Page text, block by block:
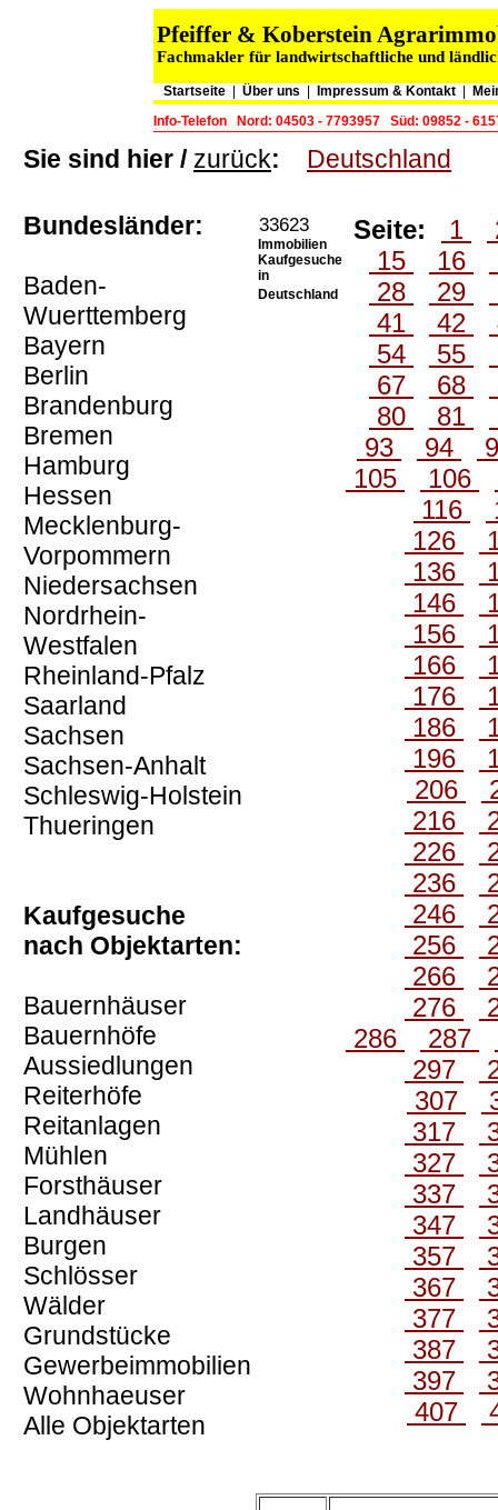
Pfeiffer & Koberstein
Fachmakler für landwirtschaftliche und
Startseite Über uns Impressum & Kontakt
Info-Telefon
Nord: 04503 - 7793957 Süd: 09852 -
Sie sind hier / zurück: Deutschland
Bundesländer:
Baden-
Wuerttemberg
Bayern
Berlin
Brandenburg
Bremen
Hamburg
Hessen
Mecklenburg-
Vorpommern
Niedersachsen
Nordrhein-
Westfalen
Rheinland-Pfalz
Saarland
Sachsen
Sachsen-Anhalt
Schleswig-Holstein
Thueringen
Kaufgesuche
nach Objektarten:
Bauernhäuser
Bauernhöfe
Aussiedlungen
Reiterhöfe
Reitanlagen
Mühlen
Forsthäuser
Landhäuser
Burgen
Schlösser
Wälder
Grundstücke
Gewerbeimmobilien
Wohnhaeuser
Alle Objektarten
33623
Immobilien
Kaufgesuche
in
Deutschland
Seite: 1
15
16
28
29
41
42
54
55
67
68
80
81
93
94
105
106
116
126
136
146
156
166
176
186
196
206
216
226
236
246
256
266
276
286
287
297
307
317
327
337
347
357
367
377
387
397
407